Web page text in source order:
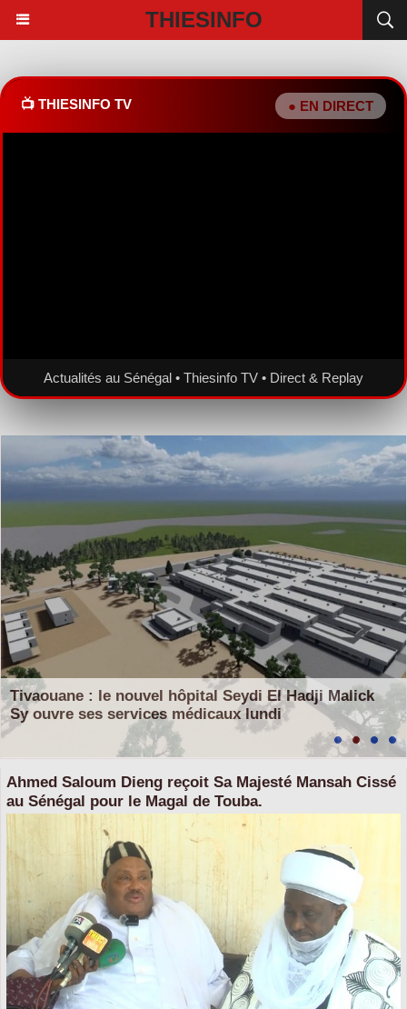
THIESINFO
📺 THIESINFO TV ● EN DIRECT
Actualités au Sénégal • Thiesinfo TV • Direct & Replay
Tivaouane : le nouvel hôpital Seydi El Hadji Malick
Sy ouvre ses services médicaux lundi
Ahmed Saloum Dieng reçoit Sa Majesté Mansah Cissé
au Sénégal pour le Magal de Touba.